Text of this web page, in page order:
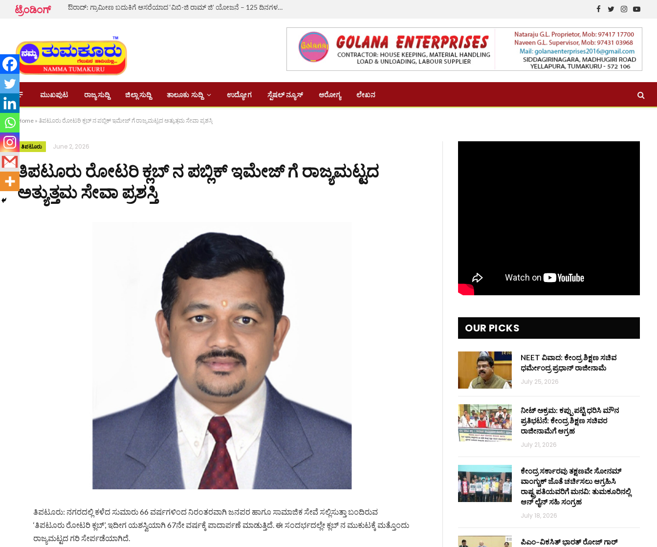
ಟ್ರೆಂಡಿಂಗ್ ಔರಾದ್: ಗ್ರಾಮೀಣ ಬದುಕಿಗೆ ಆಸರೆಯಾದ ‘ವಿಬಿ-ಜಿ ರಾಮ್ ಜಿ’ ಯೋಜನೆ – 125 ದಿನಗಳ ಉದ್ಯೋಗ, ದಿನಗೂಲಿ ₹382ಕ್ಕೆ ಏರಿಕೆ
Facebook
TwitterInstagram
ಮುಖಪುಟ ರಾಜ್ಯ ಸುದ್ದಿ ಜಿಲ್ಲಾ ಸುದ್ದಿ ತಾಲೂಕು ಸುದ್ದಿ ಉದ್ಯೋಗ ಸ್ಪೆಷಲ್ ನ್ಯೂಸ್ ಆರೋಗ್ಯ ಲೇಖನ
Home » ತಿಪಟೂರು ರೋಟರಿ ಕ್ಲಬ್ ನ ಪಬ್ಲಿಕ್ ಇಮೇಜ್ ಗೆ ರಾಜ್ಯಮಟ್ಟದ ಅತ್ಯುತ್ತಮ ಸೇವಾ ಪ್ರಶಸ್ತಿ
ತಿಪಟೂರು June 2, 2026
ತಿಪಟೂರು ರೋಟರಿ ಕ್ಲಬ್ ನ ಪಬ್ಲಿಕ್ ಇಮೇಜ್ ಗೆ ರಾಜ್ಯಮಟ್ಟದ
ಅತ್ಯುತ್ತಮ ಸೇವಾ ಪ್ರಶಸ್ತಿ
ತಿಪಟೂರು: ನಗರದಲ್ಲಿ ಕಳೆದ ಸುಮಾರು 66 ವರ್ಷಗಳಿಂದ ನಿರಂತರವಾಗಿ ಜನಪರ ಹಾಗೂ ಸಾಮಾಜಿಕ ಸೇವೆ ಸಲ್ಲಿಸುತ್ತಾ ಬಂದಿರುವ
‘ತಿಪಟೂರು ರೋಟರಿ ಕ್ಲಬ್’, ಇದೀಗ ಯಶಸ್ವಿಯಾಗಿ 67ನೇ ವರ್ಷಕ್ಕೆ ಪಾದಾರ್ಪಣೆ ಮಾಡುತ್ತಿದೆ. ಈ ಸಂದರ್ಭದಲ್ಲೇ ಕ್ಲಬ್‌ ನ ಮುಕುಟಕ್ಕೆ ಮತ್ತೊಂದು
ರಾಜ್ಯಮಟ್ಟದ ಗರಿ ಸೇರ್ಪಡೆಯಾಗಿದೆ.
OUR PICKS
NEET ವಿವಾದ: ಕೇಂದ್ರ ಶಿಕ್ಷಣ ಸಚಿವ
ಧರ್ಮೇಂದ್ರ ಪ್ರಧಾನ್ ರಾಜೀನಾಮೆ
July 25, 2026
ನೀಟ್ ಅಕ್ರಮ: ಕಪ್ಪು ಪಟ್ಟಿ ಧರಿಸಿ ಮೌನ
ಪ್ರತಿಭಟನೆ: ಕೇಂದ್ರ ಶಿಕ್ಷಣ ಸಚಿವರ
ರಾಜೀನಾಮೆಗೆ ಆಗ್ರಹ
July 21, 2026
ಕೇಂದ್ರ ಸರ್ಕಾರವು ತಕ್ಷಣವೇ ಸೋನಮ್
ವಾಂಗ್ಚುಕ್ ಜೊತೆ ಚರ್ಚಿಸಲು ಆಗ್ರಹಿಸಿ
ರಾಷ್ಟ್ರಪತಿಯವರಿಗೆ ಮನವಿ: ತುಮಕೂರಿನಲ್ಲಿ
ಆನ್‌ ಲೈನ್ ಸಹಿ ಸಂಗ್ರಹ
July 18, 2026
ಪಿಎಂ–ವಿಕಸಿತ್ ಭಾರತ್ ರೋಜ್‌ ಗಾರ್